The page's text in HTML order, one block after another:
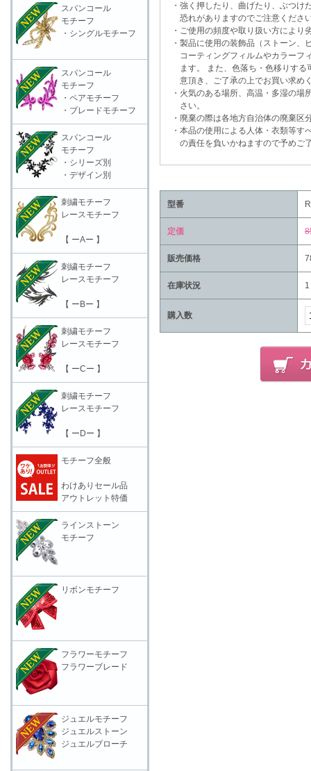
・強く押したり、曲げたり、ぶつけ
恐れがありますのでご注意くださ
・ご使用の頻度や取り扱い方により
・製品に使用の装飾品（ストーン、
コーティングフィルムやカラーフ
ます。 また、色落ち・色移りする
意頂き、ご了承の上でお買い求め
・火気のある場所、高温・多湿の場
さい。
・廃棄の際は各地方自治体の廃棄区
・本品の使用による人体・衣類等す
の責任を負いかねますので予めご
型番
定価
販売価格
在庫状況 1
購入数
スパンコール
モチーフ
・シングルモチーフ
スパンコール
モチーフ
・ペアモチーフ
・ブレードモチーフ
スパンコール
モチーフ
・シリーズ別
・デザイン別
刺繍モチーフ
レースモチーフ
【 ーAー 】
刺繍モチーフ
レースモチーフ
【 ーBー 】
刺繍モチーフ
レースモチーフ
【 ーCー 】
刺繍モチーフ
レースモチーフ
【 ーDー 】
モチーフ全般
わけありセール品
アウトレット特価
ラインストーン
モチーフ
リボンモチーフ
フラワーモチーフ
フラワーブレード
ジュエルモチーフ
ジュエルストーン
ジュエルブローチ